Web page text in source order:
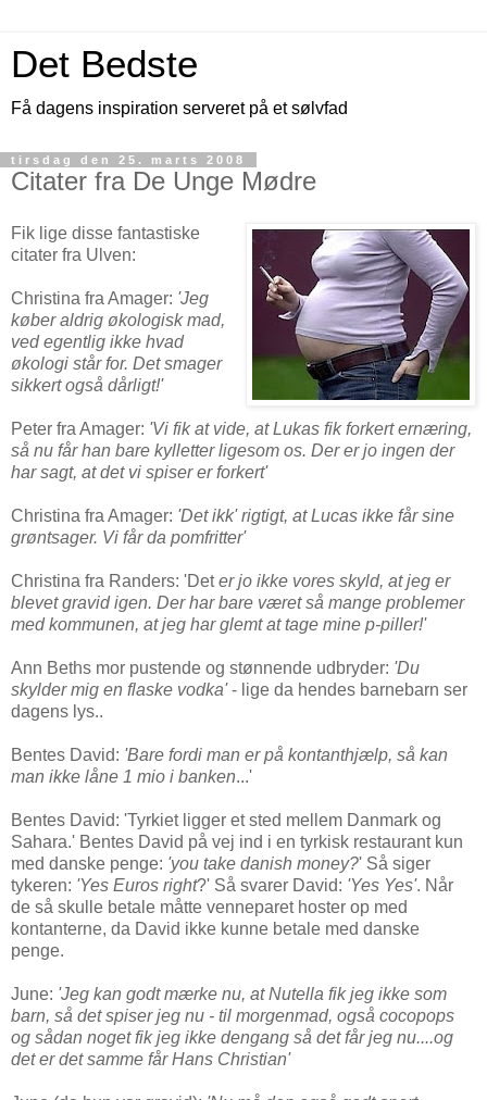
Det Bedste
Få dagens inspiration serveret på et sølvfad
tirsdag den 25. marts 2008
Citater fra De Unge Mødre
Fik lige disse fantastiske
citater fra Ulven:
Christina fra Amager: 'Jeg
køber aldrig økologisk mad,
ved egentlig ikke hvad
økologi står for. Det smager
sikkert også dårligt!'
Peter fra Amager: 'Vi fik at vide, at Lukas fik forkert ernæring,
så nu får han bare kylletter ligesom os. Der er jo ingen der
har sagt, at det vi spiser er forkert'
Christina fra Amager: 'Det ikk' rigtigt, at Lucas ikke får sine
grøntsager. Vi får da pomfritter'
Christina fra Randers: 'Deter jo ikke vores skyld, at jeg er
blevet gravid igen. Der har bare været så mange problemer
med kommunen, at jeg har glemt at tage mine p-piller!'
Ann Beths mor pustende og stønnende udbryder: 'Du
skylder mig en flaske vodka'- lige da hendes barnebarn ser
dagens lys..
Bentes David: 'Bare fordi man er på kontanthjælp, så kan
man ikke låne 1 mio i banken...'
Bentes David: 'Tyrkiet ligger et sted mellem Danmark og
Sahara.' Bentes David på vej ind i en tyrkisk restaurant kun
med danske penge: 'you take danish money?' Så siger
tykeren: 'Yes Euros right?' Så svarer David: 'Yes Yes'. Når
de så skulle betale måtte venneparet hoster op med
kontanterne, da David ikke kunne betale med danske
penge.
June: 'Jeg kan godt mærke nu, at Nutella fik jeg ikke som
barn, så det spiser jeg nu - til morgenmad, også cocopops
og sådan noget fik jeg ikke dengang så det får jeg nu....og
det er det samme får Hans Christian'